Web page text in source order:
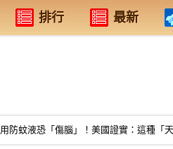
排行 最新
用防蚊液恐「傷腦」！美國證實：這種「